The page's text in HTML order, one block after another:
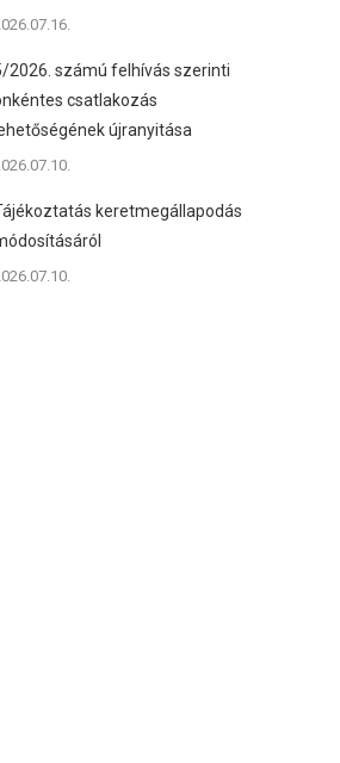
2026. számú felhívás szerinti
csatlakozás
újranyitása
keretmegállapodás